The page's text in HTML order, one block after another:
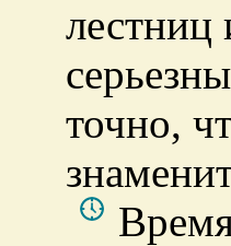
точно,